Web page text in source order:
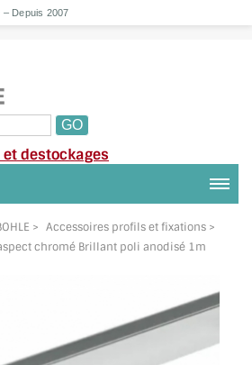
Depuis 2007
destockages
> Accessoires profils et fixations >
chromé Brillant poli anodisé 1m